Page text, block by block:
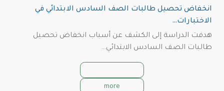
انخفاض تحصيل طالبات الصف السادس الابتدائي في
الاختبارات…
هدفت الدراسة إلى الكشف عن أسباب انخفاض تحصيل
طالبات الصف السادس الابتدائي…
more